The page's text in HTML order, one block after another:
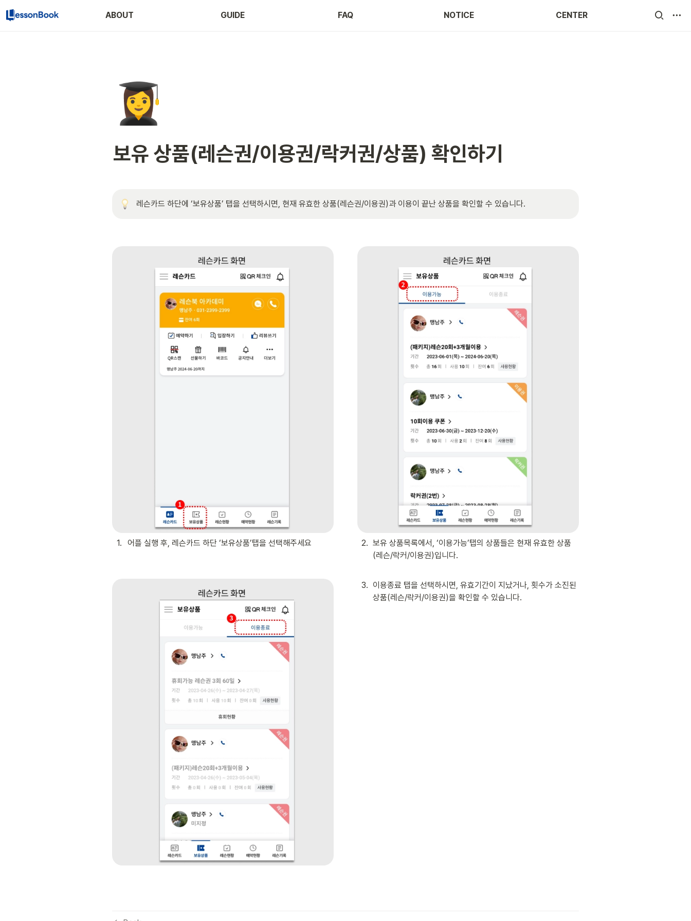
ABOUT GUIDE FAQ NOTICE CENTER
👩‍🎓
보유 상품(레슨권/이용권/락커권/상품) 확인하기
레슨카드 하단에 ‘보유상품’ 탭을 선택하시면, 현재 유효한 상품(레슨권/이용권)과 이용이 끝난 상품을 확인할 수 있습니다.
1. 어플 실행 후, 레슨카드 하단 ‘보유상품’탭을 선택해주세요 2. 보유 상품목록에서, ‘이용가능’탭의 상품들은 현재 유효한 상품
(레슨/락커/이용권)입니다.
3. 이용종료 탭을 선택하시면, 유효기간이 지났거나, 횟수가 소진된
상품(레슨/락커/이용권)을 확인할 수 있습니다.